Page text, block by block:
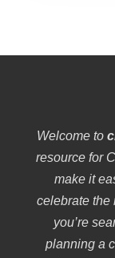
Welcome to
resource for
make it
celebrate the
you’re
planning a